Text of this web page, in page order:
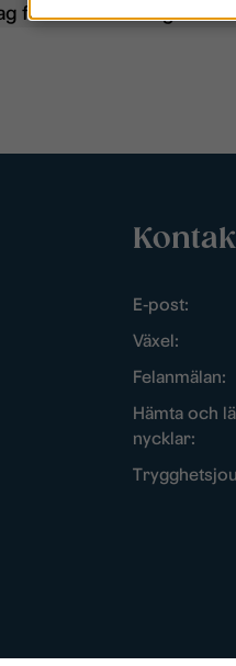
för att bli borttagen ur
E-post:
Växel:
Felanmälan:
Hämta och
nycklar: